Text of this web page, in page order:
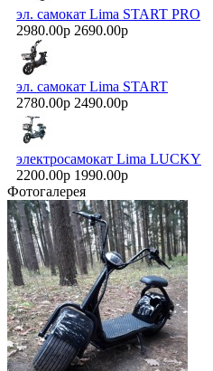
эл. самокат Lima START PRO
2980.00р 2690.00р
эл. самокат Lima START
2780.00р 2490.00р
электросамокат Lima LUCKY
2200.00р 1990.00р
Фотогалерея